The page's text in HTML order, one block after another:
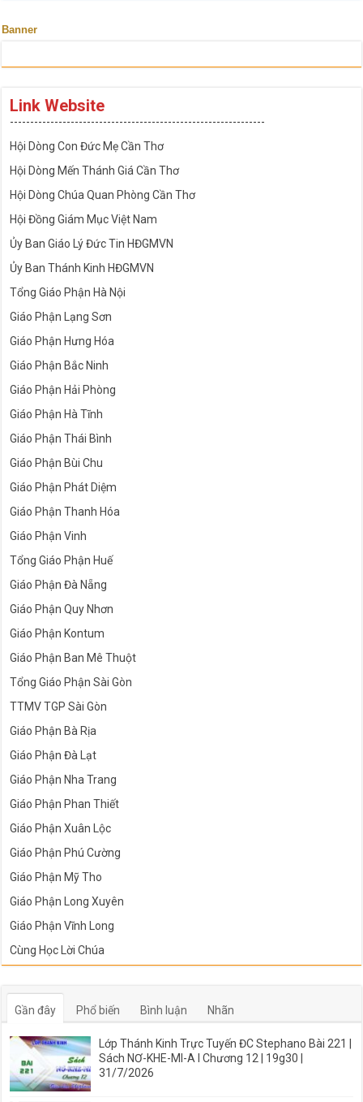
Banner
Link Website
---------------------------------------------------------------
Hội Dòng Con Đức Mẹ Cần Thơ
Hội Dòng Mến Thánh Giá Cần Thơ
Hội Dòng Chúa Quan Phòng Cần Thơ
Hội Đồng Giám Mục Việt Nam
Ủy Ban Giáo Lý Đức Tin HĐGMVN
Ủy Ban Thánh Kinh HĐGMVN
Tổng Giáo Phận Hà Nội
Giáo Phận Lạng Sơn
Giáo Phận Hưng Hóa
Giáo Phận Bắc Ninh
Giáo Phận Hải Phòng
Giáo Phận Hà Tĩnh
Giáo Phận Thái Bình
Giáo Phận Bùi Chu
Giáo Phận Phát Diệm
Giáo Phận Thanh Hóa
Giáo Phận Vinh
Tổng Giáo Phận Huế
Giáo Phận Đà Nẵng
Giáo Phận Quy Nhơn
Giáo Phận Kontum
Giáo Phận Ban Mê Thuột
Tổng Giáo Phận Sài Gòn
TTMV TGP Sài Gòn
Giáo Phận Bà Rịa
Giáo Phận Đà Lạt
Giáo Phận Nha Trang
Giáo Phận Phan Thiết
Giáo Phận Xuân Lộc
Giáo Phận Phú Cường
Giáo Phận Mỹ Tho
Giáo Phận Long Xuyên
Giáo Phận Vĩnh Long
Cùng Học Lời Chúa
Gần đây Phổ biến Bình luận Nhãn
Lớp Thánh Kinh Trực Tuyến ĐC Stephano Bài 221 |
Sách NƠ-KHE-MI-A I Chương 12 | 19g30 |
31/7/2026